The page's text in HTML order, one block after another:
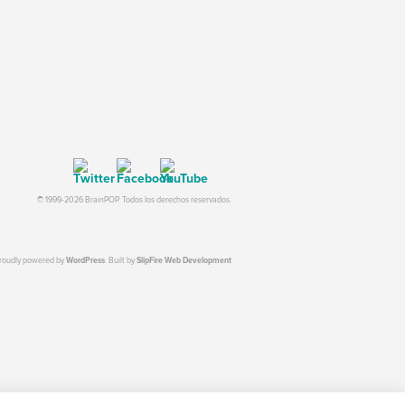
© 1999-2026 BrainPOP. Todos los derechos reservados.
powered byWordPress. Built bySlipFire Web Development